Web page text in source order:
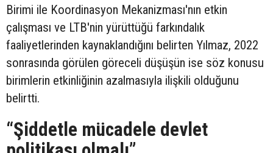
Birimi ile Koordinasyon Mekanizması'nın etkin
çalışması ve LTB'nin yürüttüğü farkındalık
faaliyetlerinden kaynaklandığını belirten Yılmaz, 2022
sonrasında görülen göreceli düşüşün ise söz konusu
birimlerin etkinliğinin azalmasıyla ilişkili olduğunu
belirtti.
“Şiddetle mücadele devlet